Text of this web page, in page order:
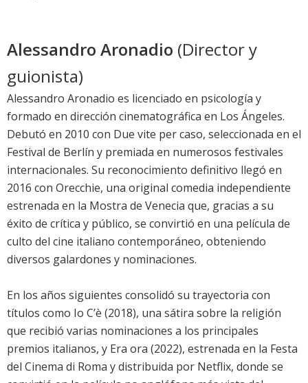
Alessandro Aronadio (Director y
guionista)
Alessandro Aronadio es licenciado en psicología y
formado en dirección cinematográfica en Los Ángeles.
Debutó en 2010 con Due vite per caso, seleccionada en el
Festival de Berlín y premiada en numerosos festivales
internacionales. Su reconocimiento definitivo llegó en
2016 con Orecchie, una original comedia independiente
estrenada en la Mostra de Venecia que, gracias a su
éxito de crítica y público, se convirtió en una película de
culto del cine italiano contemporáneo, obteniendo
diversos galardones y nominaciones.
En los años siguientes consolidó su trayectoria con
títulos como Io C’è (2018), una sátira sobre la religión
que recibió varias nominaciones a los principales
premios italianos, y Era ora (2022), estrenada en la Festa
del Cinema di Roma y distribuida por Netflix, donde se